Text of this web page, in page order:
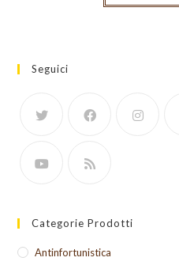
Seguici
Categorie Prodotti
Antinfortunistica